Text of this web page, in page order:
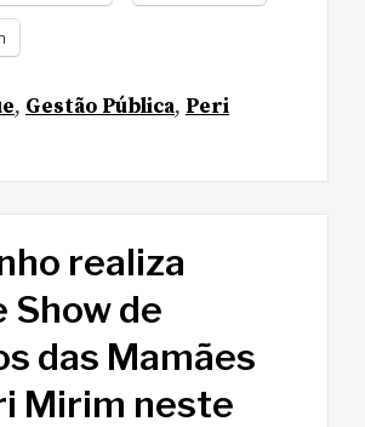
, Gestão Pública, Peri
realiza
Show de
das Mamães
Mirim neste